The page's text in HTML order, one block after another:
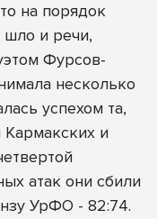
на порядок
и речи,
Фурсов-
несколько
успехом та,
Кармакских и
атак они сбили
УрФО - 82:74.